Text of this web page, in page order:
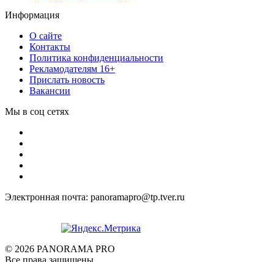
Информация
О сайте
Контакты
Политика конфиденциальности
Рекламодателям 16+
Прислать новость
Вакансии
Мы в соц сетях
Электронная почта: panoramapro@tp.tver.ru
© 2026 PANORAMA PRO
Все права защищены